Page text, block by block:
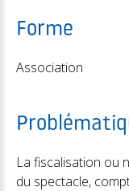
Forme
Association
La fiscalisation ou
du spectacle,